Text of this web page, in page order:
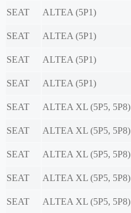
SEAT
ALTEA (5P1)
SEAT
ALTEA (5P1)
SEAT
ALTEA (5P1)
SEAT
ALTEA (5P1)
SEAT
ALTEA XL (5P5, 5P8)
SEAT
ALTEA XL (5P5, 5P8)
SEAT
ALTEA XL (5P5, 5P8)
SEAT
ALTEA XL (5P5, 5P8)
SEAT
ALTEA XL (5P5, 5P8)